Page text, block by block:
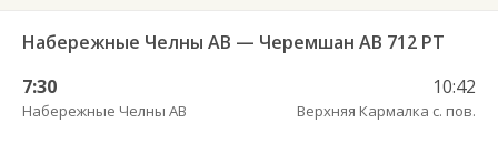
Набережные Челны АВ — Черемшан АВ 712 РТ
7:30
Набережные Челны АВ
10:42
Верхняя Кармалка с. пов.